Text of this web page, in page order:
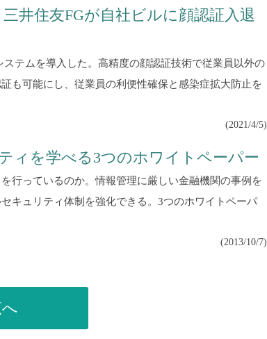
井住友FGが自社ビルに顔認証入退
テムを導入した。高精度の顔認証技術で従業員以外の
も可能にし、従業員の利便性確保と感染症拡大防止を
(2021/4/5)
ィを学べる3つのホワイトペーパー
行っているのか。情報管理に厳しい金融機関の事例を
キュリティ体制を強化できる。3つのホワイトペーパ
(2013/10/7)